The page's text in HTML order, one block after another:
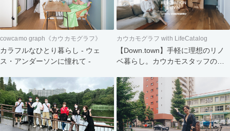
cowcamo graph《カウカモグラフ》
カラフルなひとり暮らし - ウェ
ス・アンダーソンに憧れて -
カウカモグラフ with LifeCatalog
【Down.town】手軽に理想のリノ
ベ暮らし。カウカモスタッフの家